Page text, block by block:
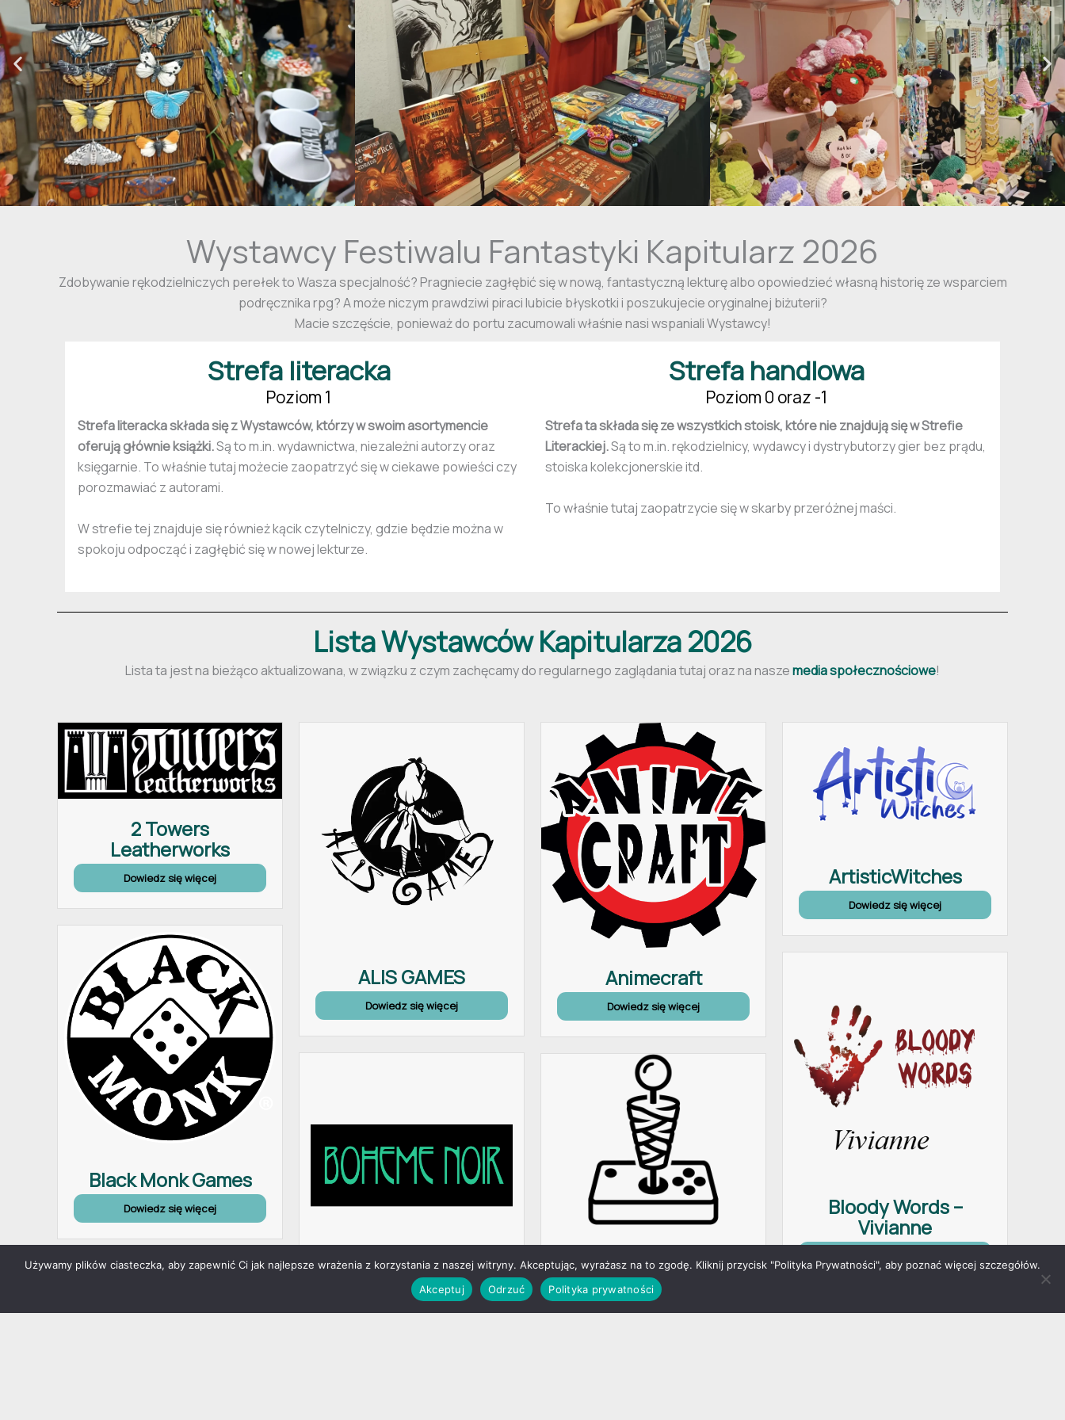
Wystawcy Festiwalu Fantastyki Kapitularz 2026
Zdobywanie rękodzielniczych perełek to Wasza specjalność? Pragniecie zagłębić się w nową, fantastyczną lekturę albo opowiedzieć własną historię ze wsparciem
podręcznika rpg? A może niczym prawdziwi piraci lubicie błyskotki i poszukujecie oryginalnej biżuterii?
Macie szczęście, ponieważ do portu zacumowali właśnie nasi wspaniali Wystawcy!
Strefa literacka
Poziom 1
Strefa literacka składa się z Wystawców, którzy w swoim asortymencie
oferują głównie książki.Są to m.in. wydawnictwa, niezależni autorzy oraz
księgarnie. To właśnie tutaj możecie zaopatrzyć się w ciekawe powieści czy
porozmawiać z autorami.
W strefie tej znajduje się również kącik czytelniczy, gdzie będzie można w
spokoju odpocząć i zagłębić się w nowej lekturze.
Strefa handlowa
Poziom 0 oraz -1
Strefa ta składa się ze wszystkich stoisk, które nie znajdują się w Strefie
Literackiej.Są to m.in. rękodzielnicy, wydawcy i dystrybutorzy gier bez prądu,
stoiska kolekcjonerskie itd.
To właśnie tutaj zaopatrzycie się w skarby przeróżnej maści.
Lista Wystawców Kapitularza 2026
Lista ta jest na bieżąco aktualizowana, w związku z czym zachęcamy do regularnego zaglądania tutaj oraz na naszemedia społecznościowe!
2 Towers
Leatherworks
Dowiedz się więcej
ALIS GAMES
Dowiedz się więcej
Animecraft
Dowiedz się więcej
ArtisticWitches
Dowiedz się więcej
Black Monk Games
Dowiedz się więcej Bloody Words –
Vivianne
Boheme Noir Budka z Kebagrami
Używamy plików ciasteczka, aby zapewnić Ci jak najlepsze wrażenia z korzystania z naszej witryny. Akceptując, wyrażasz na to zgodę. Kliknij przycisk "Polityka Prywatności", aby poznać więcej szczegółów.
Akceptuj
Odrzuć Polityka prywatności